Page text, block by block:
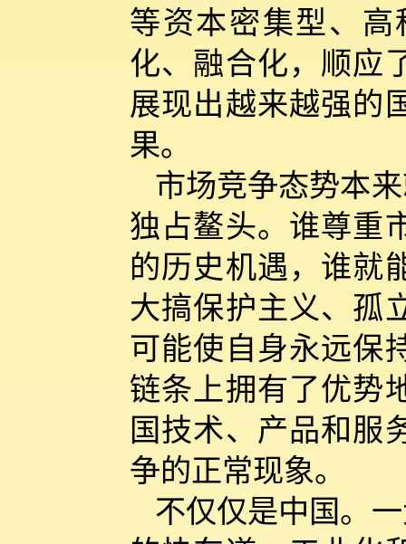
等资本密集型、
化、融合化，顺应
展现出越来越强的
果。
市场竞争态势本
独占鳌头。谁尊重
的历史机遇，谁就
大搞保护主义、孤
可能使自身永远保
链条上拥有了优势
国技术、产品和服
争的正常现象。
不仅仅是中国。